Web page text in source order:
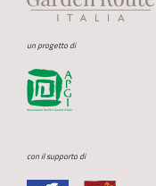
un progetto di
con il supporto di